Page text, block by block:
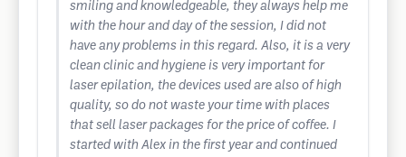
smiling and knowledgeable, they always help me
with the hour and day of the session, I did not
have any problems in this regard. Also, it is a very
clean clinic and hygiene is very important for
laser epilation, the devices used are also of high
quality, so do not waste your time with places
that sell laser packages for the price of coffee. I
started with Alex in the first year and continued